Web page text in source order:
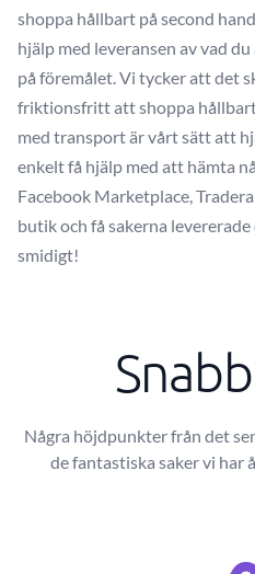
shoppa hållbart på second
hjälp med leveransen av vad
på föremålet. Vi tycker att det
friktionsfritt att shoppa
med transport är vårt sätt att
enkelt få hjälp med att hämta
Facebook Marketplace,
butik och få sakerna
smidigt!
Några höjdpunkter från det
de fantastiska saker vi har